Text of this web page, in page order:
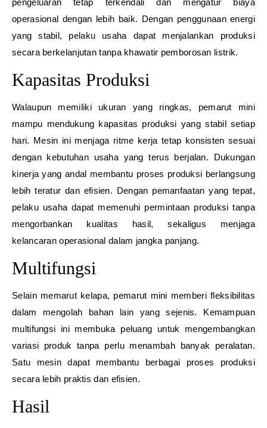
pengeluaran tetap terkendali dan mengatur biaya
operasional dengan lebih baik. Dengan penggunaan energi
yang stabil, pelaku usaha dapat menjalankan produksi
secara berkelanjutan tanpa khawatir pemborosan listrik.
Kapasitas Produksi
Walaupun memiliki ukuran yang ringkas, pemarut mini
mampu mendukung kapasitas produksi yang stabil setiap
hari. Mesin ini menjaga ritme kerja tetap konsisten sesuai
dengan kebutuhan usaha yang terus berjalan. Dukungan
kinerja yang andal membantu proses produksi berlangsung
lebih teratur dan efisien. Dengan pemanfaatan yang tepat,
pelaku usaha dapat memenuhi permintaan produksi tanpa
mengorbankan kualitas hasil, sekaligus menjaga
kelancaran operasional dalam jangka panjang.
Multifungsi
Selain memarut kelapa, pemarut mini memberi fleksibilitas
dalam mengolah bahan lain yang sejenis. Kemampuan
multifungsi ini membuka peluang untuk mengembangkan
variasi produk tanpa perlu menambah banyak peralatan.
Satu mesin dapat membantu berbagai proses produksi
secara lebih praktis dan efisien.
Hasil